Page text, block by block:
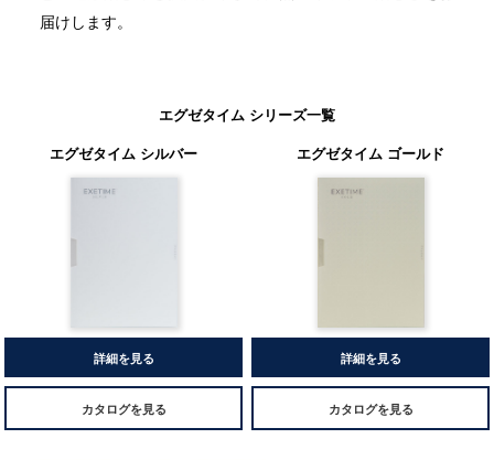
届けします。
エグゼタイム シリーズ一覧
エグゼタイム シルバー
エグゼタイム ゴールド
詳細を見る
カタログを見る
詳細を見る
カタログを見る